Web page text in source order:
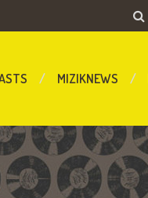
MIZIKNEWS